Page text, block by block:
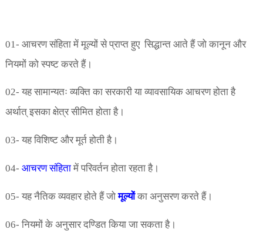
01- आचरण संहिता में मूल्यों से प्राप्त हुए सिद्धान्त आते हैं जो कानून और
नियमों को स्पष्ट करते हैं।
02- यह सामान्यतः व्यक्ति का सरकारी या व्यावसायिक आचरण होता है
अर्थात् इसका क्षेत्र सीमित होता है।
03- यह विशिष्ट और मूर्त होती है।
04- आचरण संहिता में परिवर्तन होता रहता है।
05- यह नैतिक व्यवहार होते हैं जोमूल्योंका अनुसरण करते हैं।
06- नियमों के अनुसार दण्डित किया जा सकता है।